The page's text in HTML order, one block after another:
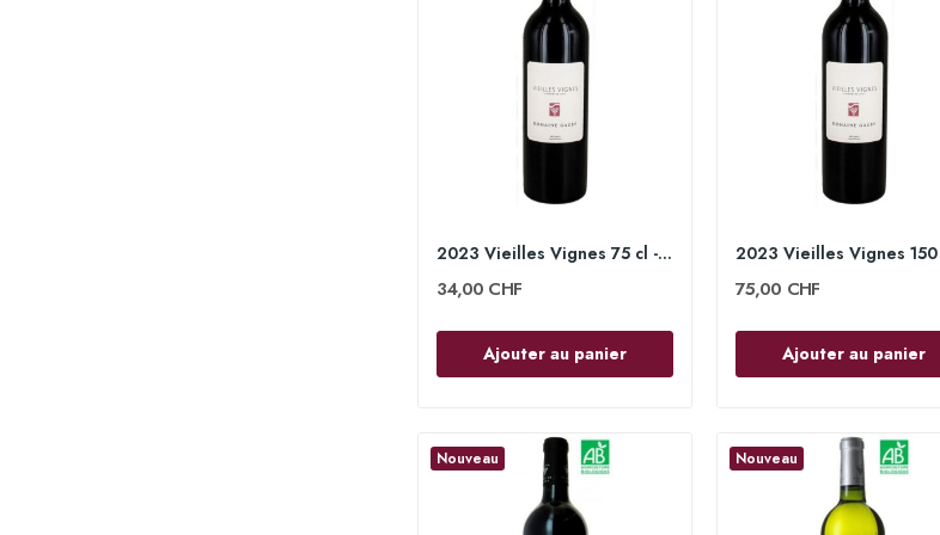
2023 Vieilles Vignes 75 cl - Domaine Gauby
34,00 CHF
Ajouter au panier
75,00 CHF
Ajouter au panier
Nouveau Nouveau